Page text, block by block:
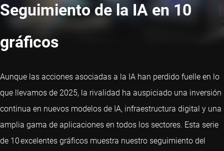
Seguimiento de la IA en 10
gráficos
Aunque las acciones asociadas a la IA han perdido fuelle en lo
que llevamos de 2025, la rivalidad ha auspiciado una inversión
continua en nuevos modelos de IA, infraestructura digital y una
amplia gama de aplicaciones en todos los sectores. Esta serie
de 10 excelentes gráficos muestra nuestro seguimiento del